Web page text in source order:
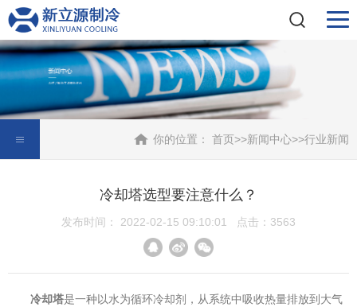
你的位置： 首页>>新闻中心>>行业新闻
冷却塔选型要注意什么？
发布时间： 2022-02-15 09:10:01 点击：3563
冷却塔是一种以水为循环冷却剂，从系统中吸收热量排放到大气